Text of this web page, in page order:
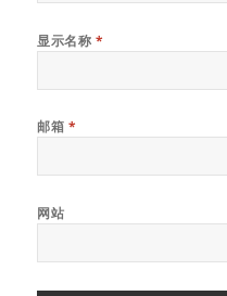
显示名称 *
邮箱 *
网站